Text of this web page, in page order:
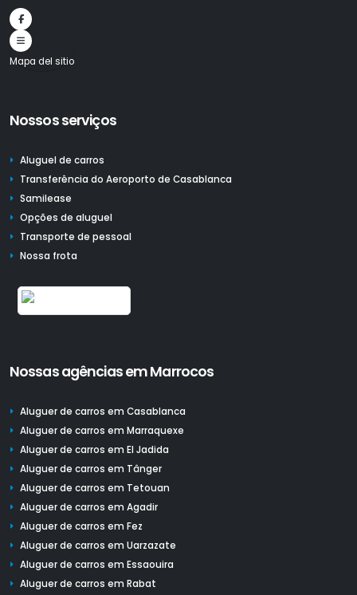
Mapa del sitio
Nossos serviços
Aluguel de carros
Transferência do Aeroporto de Casablanca
Samilease
Opções de aluguel
Transporte de pessoal
Nossa frota
Nossas agências em Marrocos
Aluguer de carros em Casablanca
Aluguer de carros em Marraquexe
Aluguer de carros em El Jadida
Aluguer de carros em Tânger
Aluguer de carros em Tetouan
Aluguer de carros em Agadir
Aluguer de carros em Fez
Aluguer de carros em Uarzazate
Aluguer de carros em Essaouira
Aluguer de carros em Rabat